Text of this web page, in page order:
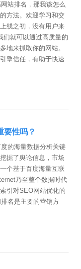
站排名，那我该怎么
方法。欢迎学习和交
之初，没有用户来
们就可以通过高质量的
地来抓取你的网站。
擎信任，有助于快速
要性吗？
的海量数据分析关键
掘了舆论信息，市场
个基于百度海量互联
乃至整个数据时代
引对SEO网站优化的
名是主要的营销方